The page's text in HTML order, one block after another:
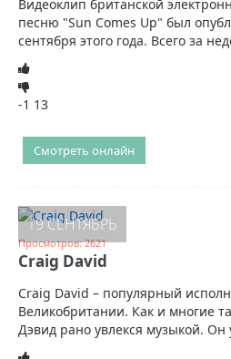
Видеоклип британской
песню "Sun Comes Up" был
сентября этого года. Всего за
-1 13
Смотреть онлайн
19 СЕНТЯБРЬ
Просмотров: 2621
Craig David
Craig David – популярный
Великобритании. Как и многие
Дэвид рано увлекся музыкой. Он